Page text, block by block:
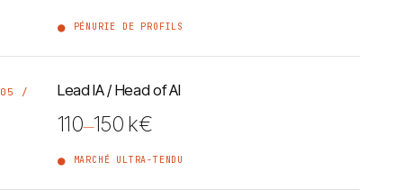
PÉNURIE DE PROFILS
05 / Lead IA / Head of AI
110—150 k€
MARCHÉ ULTRA-TENDU